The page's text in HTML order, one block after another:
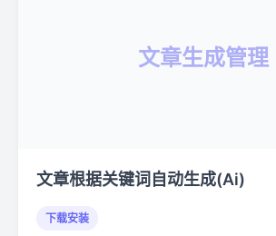
文章生成管理
文章根据关键词自动生成(Ai)
下载安装